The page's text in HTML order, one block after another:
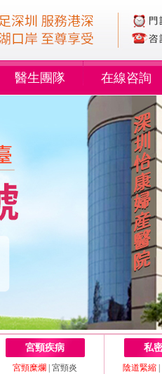
醫生團隊 在線咨詢
宮頸疾病
宮頸糜爛
宮頸炎
私
陰道緊縮